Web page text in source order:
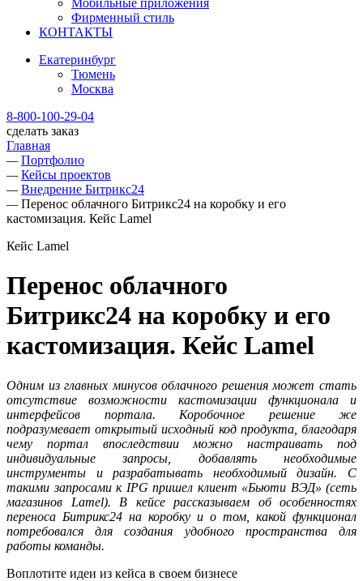
Мобильные приложения
Фирменный стиль
КОНТАКТЫ
Екатеринбург
Тюмень
Москва
8-800-100-29-04
сделать заказ
Главная
— Портфолио
— Кейсы проектов
— Внедрение Битрикс24
— Перенос облачного Битрикс24 на коробку и его
кастомизация. Кейс Lamel
Кейс Lamel
Перенос облачного
Битрикс24 на коробку и его
кастомизация. Кейс Lamel
Одним из главных минусов облачного решения может стать
отсутствие возможности кастомизации функционала и
интерфейсов портала. Коробочное решение же
подразумевает открытый исходный код продукта, благодаря
чему портал впоследствии можно настраивать под
индивидуальные запросы, добавлять необходимые
инструменты и разрабатывать необходимый дизайн. С
такими запросами к IPG пришел клиент «Бьюти ВЭД» (сеть
магазинов Lamel). В кейсе рассказываем об особенностях
переноса Битрикс24 на коробку и о том, какой функционал
потребовался для создания удобного пространства для
работы команды.
Воплотите идеи из кейса в своем бизнесе